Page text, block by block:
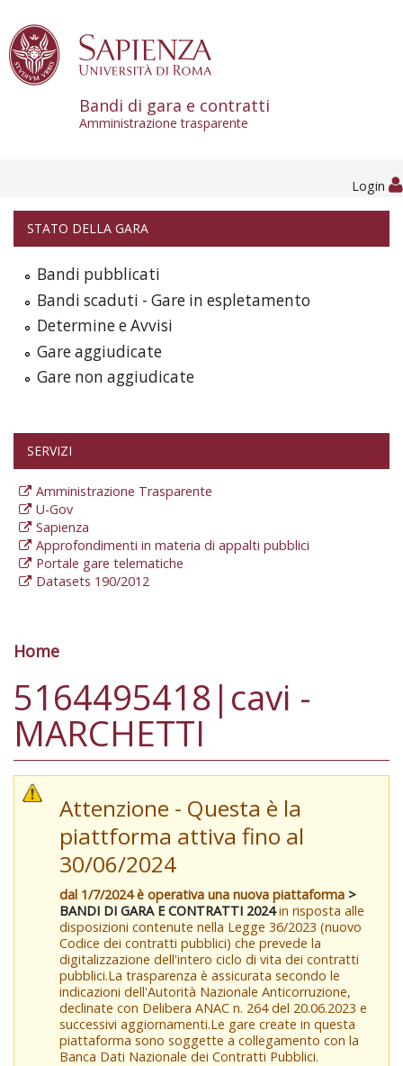
Bandi di gara e contratti
Amministrazione trasparente
Login
STATO DELLA GARA
Bandi pubblicati
Bandi scaduti - Gare in espletamento
Determine e Avvisi
Gare aggiudicate
Gare non aggiudicate
SERVIZI
Amministrazione Trasparente
U-Gov
Sapienza
Approfondimenti in materia di appalti pubblici
Portale gare telematiche
Datasets 190/2012
Tu sei qui
Home
5164495418|cavi -
MARCHETTI
Attenzione - Questa è la
piattforma attiva fino al
30/06/2024
dal 1/7/2024 è operativa una nuova piattaforma >
BANDI DI GARA E CONTRATTI 2024in risposta alle
disposizioni contenute nella Legge 36/2023 (nuovo
Codice dei contratti pubblici) che prevede la
digitalizzazione dell'intero ciclo di vita dei contratti
pubblici.La trasparenza è assicurata secondo le
indicazioni dell'Autorità Nazionale Anticorruzione,
declinate con Delibera ANAC n. 264 del 20.06.2023 e
successivi aggiornamenti.Le gare create in questa
piattaforma sono soggette a collegamento con la
Banca Dati Nazionale dei Contratti Pubblici.